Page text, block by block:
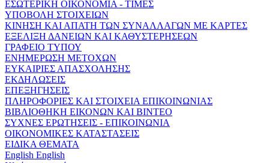
ΕΣΩΤΕΡΙΚΗ ΟΙΚΟΝΟΜΙΑ - ΤΙΜΕΣ
ΥΠΟΒΟΛΗ ΣΤΟΙΧΕΙΩΝ
ΚΙΝΗΣΗ ΚΑΙ ΑΠΑΤΗ ΤΩΝ ΣΥΝΑΛΛΑΓΩΝ ΜΕ ΚΑΡΤΕΣ
ΕΞΕΛΙΞΗ ΔΑΝΕΙΩΝ ΚΑΙ ΚΑΘΥΣΤΕΡΗΣΕΩΝ
ΓΡΑΦΕΙΟ ΤΥΠΟΥ
ΕΝΗΜΕΡΩΣΗ ΜΕΤΟΧΩΝ
ΕΥΚΑΙΡΙΕΣ ΑΠΑΣΧΟΛΗΣΗΣ
ΕΚΔΗΛΩΣΕΙΣ
ΕΠΕΞΗΓΗΣΕΙΣ
ΠΛΗΡΟΦΟΡΙΕΣ ΚΑΙ ΣΤΟΙΧΕΙΑ ΕΠΙΚΟΙΝΩΝΙΑΣ
ΒΙΒΛΙΟΘΗΚΗ ΕΙΚΟΝΩΝ ΚΑΙ ΒΙΝΤΕΟ
ΣΥΧΝΕΣ ΕΡΩΤΗΣΕΙΣ - ΕΠΙΚΟΙΝΩΝΙΑ
ΟΙΚΟΝΟΜΙΚΕΣ ΚΑΤΑΣΤΑΣΕΙΣ
ΕΙΔΙΚΑ ΘΕΜΑΤΑ
English English